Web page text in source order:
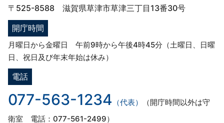
〒525-8588 滋賀県草津市草津三丁目13番30号
開庁時間
月曜日から金曜日 午前9時から午後4時45分（土曜日、日曜
日、祝日及び年末年始は休み）
電話
077-563-1234 （代表）
（開庁時間以外は守
衛室 電話：077-561-2499）